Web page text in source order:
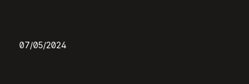
07/05/2024